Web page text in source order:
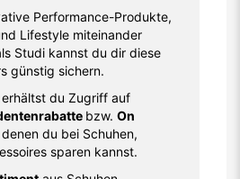
Performance-Produkte,
Lifestyle miteinander
Studi kannst du dir diese
günstig sichern.
erhältst du Zugriff auf
bzw. On
du bei Schuhen,
sparen kannst.